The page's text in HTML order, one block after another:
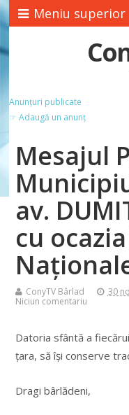
Meniu superior
Anunțuri publicate
☞ Adaugă un anunț
Mesajul
av.
cu
ConyTV Bârlad 30
Niciun comentariu
Datoria sfântă a
țara, să își conserve
Dragi bârlădeni,